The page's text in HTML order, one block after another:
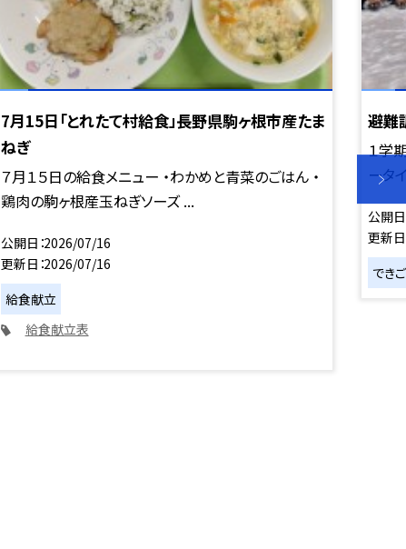
7月15日「とれたて村給食」長野県駒ヶ根市産たま
ねぎ
７月１５日の給食メニュー ・わかめと青菜のごはん ・
鶏肉の駒ヶ根産玉ねぎソーズ ...
公開日 2026/07/16
更新日 2026/07/16
給食献立
給食献立表
避難
１学
ータ
公開日
更新日
でき